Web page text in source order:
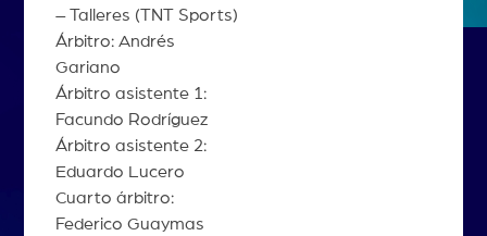
– Talleres (TNT Sports)
Árbitro: Andrés
Gariano
Árbitro asistente 1:
Facundo Rodríguez
Árbitro asistente 2:
Eduardo Lucero
Cuarto árbitro:
Federico Guaymas